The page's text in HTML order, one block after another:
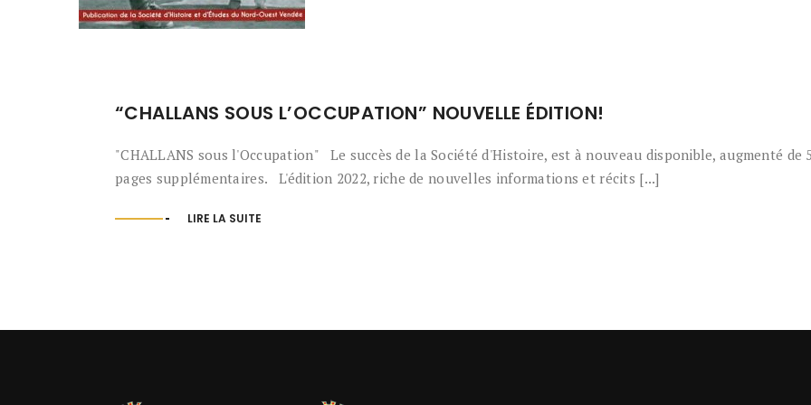
“CHALLANS SOUS L’OCCUPATION” NOUVELLE ÉDITION!
"CHALLANS sous l'Occupation" Le succès de la Société d'Histoire, est à nouveau disponible, augmenté de
pages supplémentaires. L'édition 2022, riche de nouvelles informations et récits [...]
LIRE LA SUITE